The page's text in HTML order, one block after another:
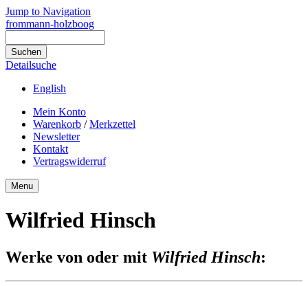
Jump to Navigation
frommann-holzboog
Detailsuche
English
Mein Konto
Warenkorb /Merkzettel
Newsletter
Kontakt
Vertragswiderruf
Menu
Wilfried Hinsch
Werke von oder mit Wilfried Hinsch: